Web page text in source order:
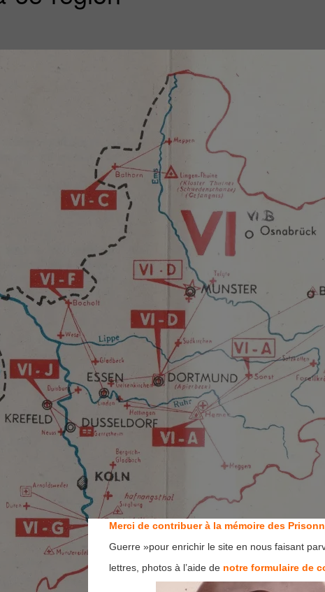
Merci de contribuer à la mémoire des
Guerre »pour enrichir le site en nous faisant
lettres, photos à l’aide de notre formulaire de